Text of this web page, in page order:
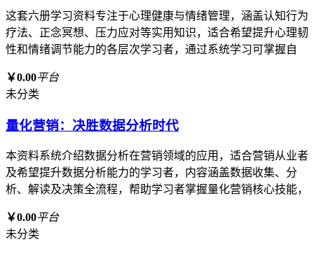
这套六册学习资料专注于心理健康与情绪管理，涵盖认知行为
疗法、正念冥想、压力应对等实用知识，适合希望提升心理韧
性和情绪调节能力的各层次学习者，通过系统学习可掌握自
￥0.00平台
未分类
量化营销：决胜数据分析时代
本资料系统介绍数据分析在营销领域的应用，适合营销从业者
及希望提升数据分析能力的学习者，内容涵盖数据收集、分
析、解读及决策全流程，帮助学习者掌握量化营销核心技能，
￥0.00平台
未分类